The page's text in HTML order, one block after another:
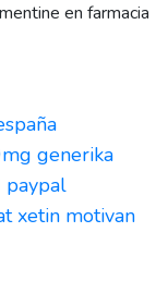
en farmacia
generika
paypal
xetin motivan